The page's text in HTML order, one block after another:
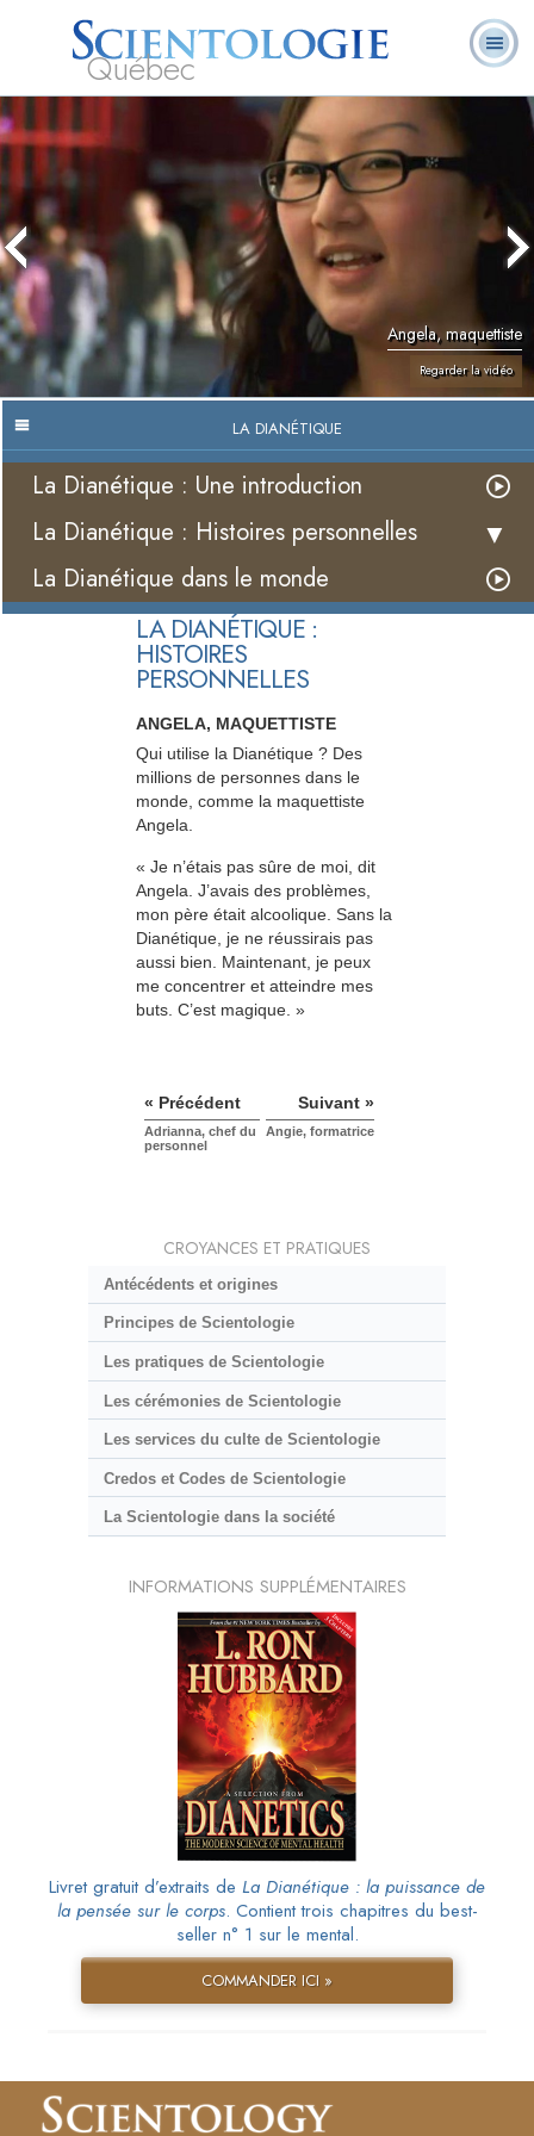
Québec
notre
sujet
Qu’est-ce que la
Scientologie ?
volontaires
questions
Angela, maquettiste
Regarder la vidéo
LA DIANÉTIQUE
La Dianétique : Une introduction
La Dianétique : Histoires personnelles
La Dianétique dans le monde
LA DIANÉTIQUE :
HISTOIRES
PERSONNELLES
ANGELA, MAQUETTISTE
Qui utilise la Dianétique ? Des
millions de personnes dans le
monde, comme la maquettiste
Angela.
« Je n’étais pas sûre de moi, dit
Angela. J’avais des problèmes,
mon père était alcoolique. Sans la
Dianétique, je ne réussirais pas
aussi bien. Maintenant, je peux
me concentrer et atteindre mes
buts. C’est magique. »
« Précédent
Adrianna, chef du
personnel
Suivant »
Angie, formatrice
CROYANCES ET PRATIQUES
Antécédents et origines
Principes de Scientologie
Les pratiques de Scientologie
Les cérémonies de Scientologie
Les services du culte de Scientologie
Credos et Codes de Scientologie
La Scientologie dans la société
INFORMATIONS SUPPLÉMENTAIRES
Livret gratuit d’extraits de La Dianétique : la puissance de
la pensée sur le corps. Contient trois chapitres du best-
seller n° 1 sur le mental.
COMMANDER ICI »